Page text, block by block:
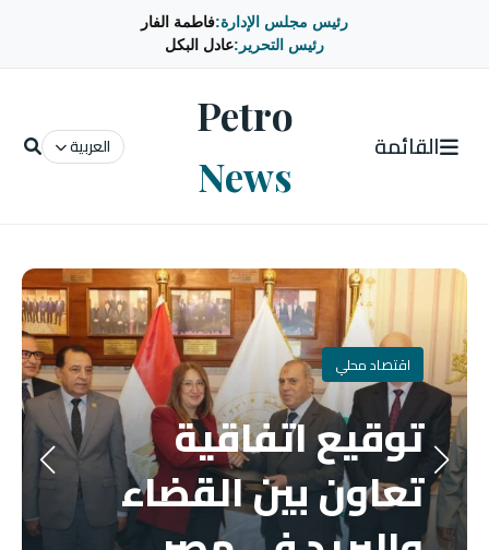
رئيس مجلس الإدارة:فاطمة الفار
رئيس التحرير:عادل البكل
القائمة
Petro
News
العربية
اقتصاد محلي
توقيع اتفاقية
تعاون بين القضاء